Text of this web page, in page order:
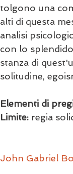
tolgono una
alti di questa
analisi
con lo
stanza di
solitudine,
Elementi di
Limite: regia
John Gabriel